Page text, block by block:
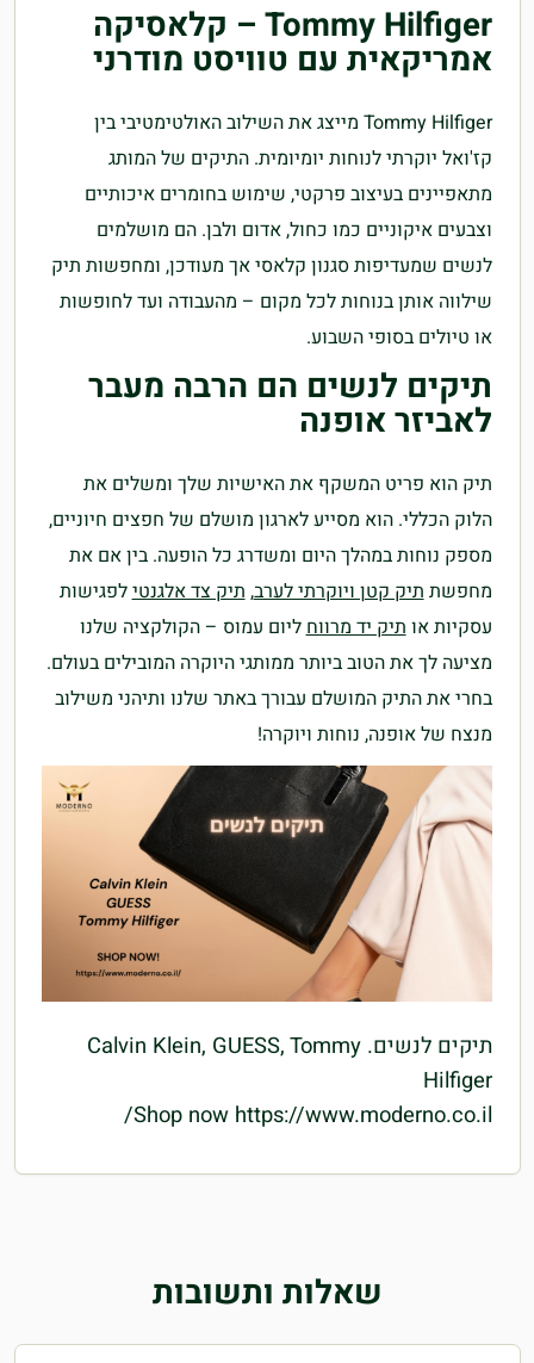
Tommy Hilfiger – קלאסיקה
אמריקאית עם טוויסט מודרני
Tommy Hilfiger מייצג את השילוב האולטימטיבי בין
קז'ואל יוקרתי לנוחות יומיומית. התיקים של המותג
מתאפיינים בעיצוב פרקטי, שימוש בחומרים איכותיים
וצבעים איקוניים כמו כחול, אדום ולבן. הם מושלמים
לנשים שמעדיפות סגנון קלאסי אך מעודכן, ומחפשות תיק
שילווה אותן בנוחות לכל מקום – מהעבודה ועד לחופשות
או טיולים בסופי השבוע.
תיקים לנשים הם הרבה מעבר
לאביזר אופנה
תיק הוא פריט המשקף את האישיות שלך ומשלים את
הלוק הכללי. הוא מסייע לארגון מושלם של חפצים חיוניים,
מספק נוחות במהלך היום ומשדרג כל הופעה. בין אם את
מחפשתתיק קטן ויוקרתי לערב,תיק צד אלגנטילפגישות
עסקיות אותיק יד מרווחליום עמוס – הקולקציה שלנו
מציעה לך את הטוב ביותר ממותגי היוקרה המובילים בעולם.
בחרי את התיק המושלם עבורך באתר שלנו ותיהני משילוב
מנצח של אופנה, נוחות ויוקרה!
תיקים לנשים. Calvin Klein, GUESS, Tommy
Hilfiger
Shop now https://www.moderno.co.il/
שאלות ותשובות